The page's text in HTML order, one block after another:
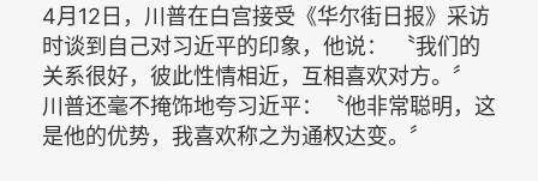
4月12日，川普在白宫接受《华尔街日报》采访
时谈到自己对习近平的印象，他说： 〝我们的
关系很好，彼此性情相近，互相喜欢对方。〞
川普还毫不掩饰地夸习近平：〝他非常聪明，这
是他的优势，我喜欢称之为通权达变。〞